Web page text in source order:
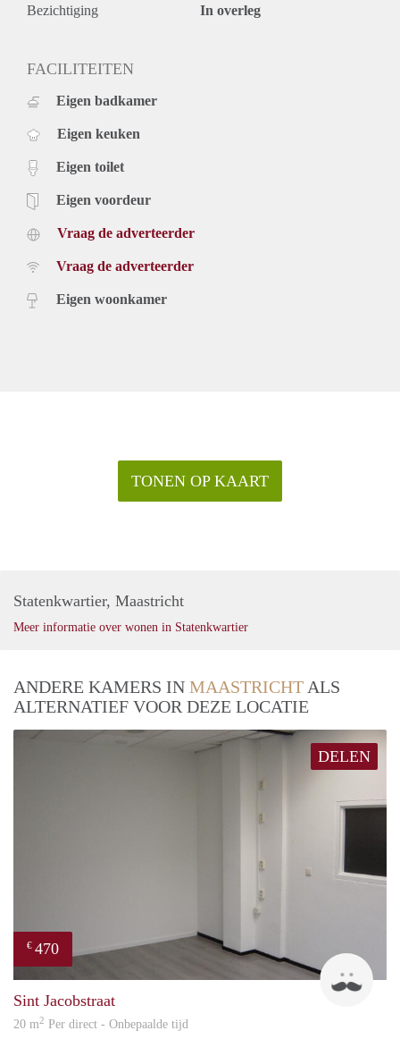
Bezichtiging In overleg
FACILITEITEN
Eigen badkamer
Eigen keuken
Eigen toilet
Eigen voordeur
Vraag de adverteerder
Vraag de adverteerder
Eigen woonkamer
TONEN OP KAART
Statenkwartier, Maastricht
Meer informatie over wonen in Statenkwartier
ANDERE KAMERS IN MAASTRICHT ALS
ALTERNATIEF VOOR DEZE LOCATIE
DELEN
€ 470
Sint Jacobstraat
20 m2 Per direct - Onbepaalde tijd